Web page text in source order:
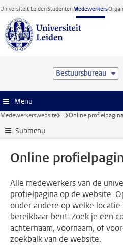
Ga direct naar de inhoud
Universiteit LeidenStudentenMedewerkers
Bestuursbureau
Menu
Medewerkerswebsite ... Online profielpagina
Submenu
Online
Alle medewerkers van de
profielpagina op de website.
onder andere op welke
bereikbaar bent. Zoek je een
achternaam, voornaam, of
zoekbalk van de website.